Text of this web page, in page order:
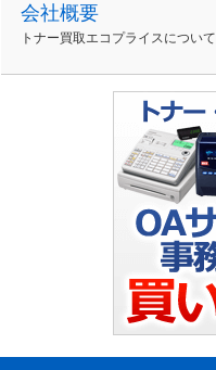
会社概要
トナー買取エコプライスについて